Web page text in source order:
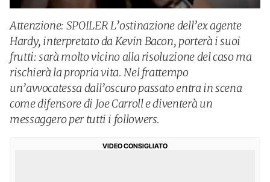
Attenzione: SPOILER L’ostinazione dell’ex agente
Hardy, interpretato da Kevin Bacon, porterà i suoi
frutti: sarà molto vicino alla risoluzione del caso ma
rischierà la propria vita. Nel frattempo
un’avvocatessa dall’oscuro passato entra in scena
come difensore di Joe Carroll e diventerà un
messaggero per tutti i followers.
VIDEO CONSIGLIATO